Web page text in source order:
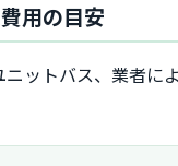
用の目安
ットバス、業者